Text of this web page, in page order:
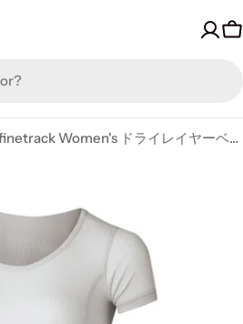
finetrack Women's ドライレイヤーベーシックTee